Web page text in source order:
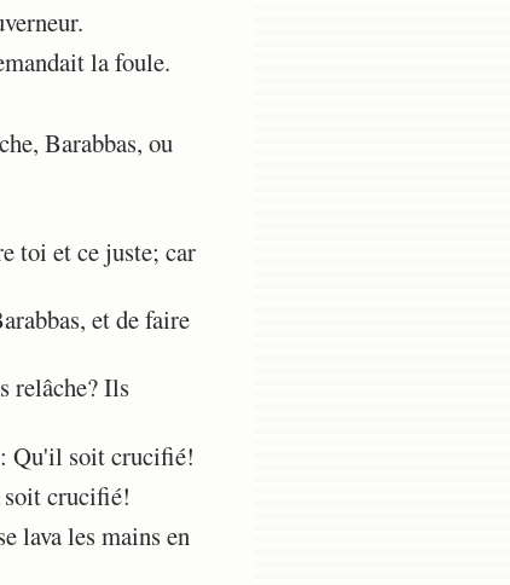
la foule.
Barabbas, ou
toi et ce juste; car
et de faire
relâche? Ils
Qu'il soit crucifié!
crucifié!
lava les mains en